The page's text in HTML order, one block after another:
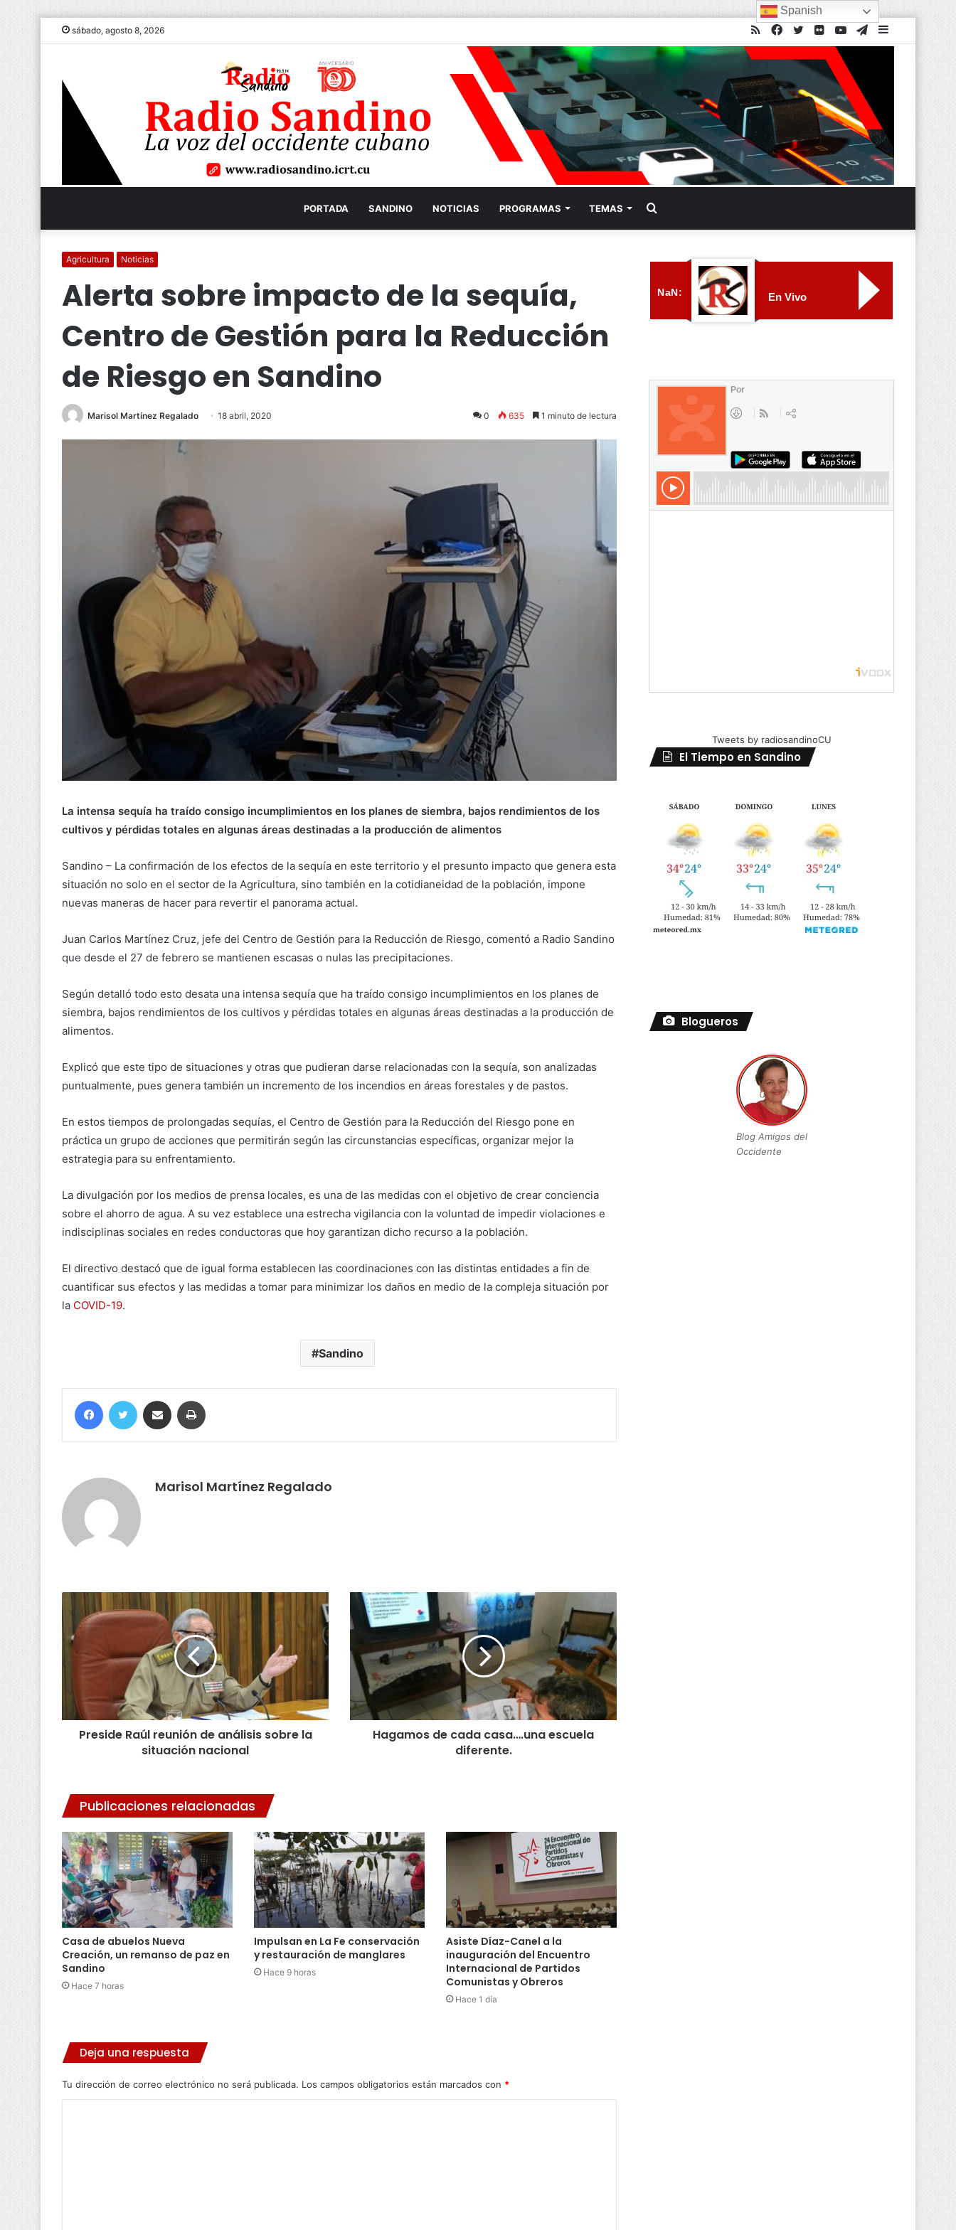
sábado, agosto 8, 2026
PORTADA SANDINO NOTICIAS PROGRAMAS TEMAS
Agricultura Noticias
Alerta sobre impacto de la sequía,
Centro de Gestión para la Reducción
de Riesgo en Sandino
Marisol Martínez Regalado 18 abril, 2020 0 635 1 minuto de lectura
La intensa sequía ha traído consigo incumplimientos en los planes de siembra, bajos rendimientos de los
cultivos y pérdidas totales en algunas áreas destinadas a la producción de alimentos
Sandino – La confirmación de los efectos de la sequía en este territorio y el presunto impacto que genera esta
situación no solo en el sector de la Agricultura, sino también en la cotidianeidad de la población, impone
nuevas maneras de hacer para revertir el panorama actual.
Juan Carlos Martínez Cruz, jefe del Centro de Gestión para la Reducción de Riesgo, comentó a Radio Sandino
que desde el 27 de febrero se mantienen escasas o nulas las precipitaciones.
Según detalló todo esto desata una intensa sequía que ha traído consigo incumplimientos en los planes de
siembra, bajos rendimientos de los cultivos y pérdidas totales en algunas áreas destinadas a la producción de
alimentos.
Explicó que este tipo de situaciones y otras que pudieran darse relacionadas con la sequía, son analizadas
puntualmente, pues genera también un incremento de los incendios en áreas forestales y de pastos.
En estos tiempos de prolongadas sequías, el Centro de Gestión para la Reducción del Riesgo pone en
práctica un grupo de acciones que permitirán según las circunstancias específicas, organizar mejor la
estrategia para su enfrentamiento.
La divulgación por los medios de prensa locales, es una de las medidas con el objetivo de crear conciencia
sobre el ahorro de agua. A su vez establece una estrecha vigilancia con la voluntad de impedir violaciones e
indisciplinas sociales en redes conductoras que hoy garantizan dicho recurso a la población.
El directivo destacó que de igual forma establecen las coordinaciones con las distintas entidades a fin de
cuantificar sus efectos y las medidas a tomar para minimizar los daños en medio de la compleja situación por
la COVID-19.
Sandino
Marisol Martínez Regalado
Preside Raúl reunión de análisis sobre la
situación nacional
Hagamos de cada casa….una escuela
diferente.
Publicaciones relacionadas
Casa de abuelos Nueva
Creación, un remanso de paz en
Sandino
Hace 7 horas
Impulsan en La Fe conservación
y restauración de manglares
Hace 9 horas
Asiste Díaz-Canel a la
inauguración del Encuentro
Internacional de Partidos
Comunistas y Obreros
Hace 1 día
Deja una respuesta
Tu dirección de correo electrónico no será publicada. Los campos obligatorios están marcados con *
NaN: En Vivo
Tweets by radiosandinoCU
El Tiempo en Sandino
Blogueros
Blog Amigos del
Occidente
Spanish